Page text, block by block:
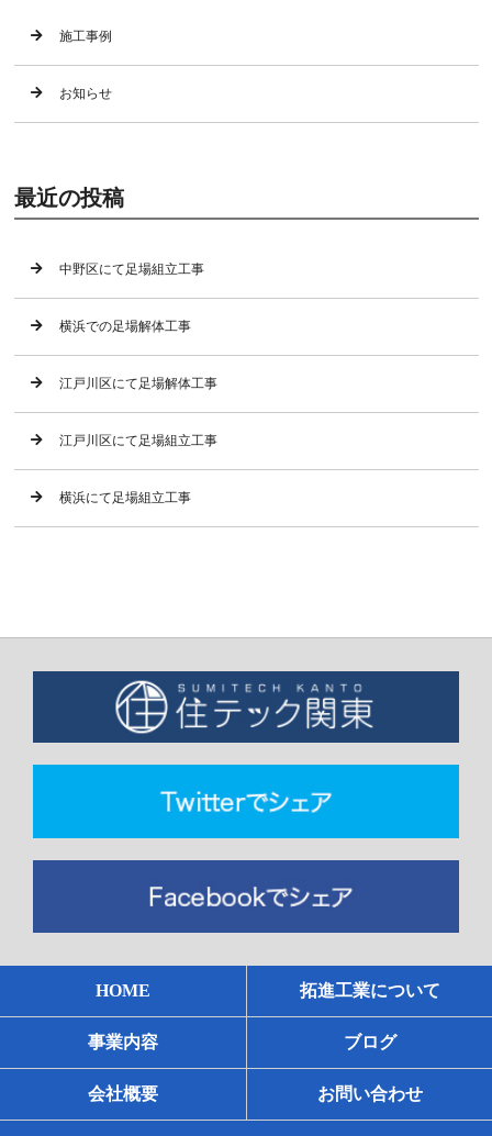
施工事例
お知らせ
最近の投稿
中野区にて足場組立工事
横浜での足場解体工事
江戸川区にて足場解体工事
江戸川区にて足場組立工事
横浜にて足場組立工事
HOME 拓進工業について
事業内容 ブログ
会社概要 お問い合わせ